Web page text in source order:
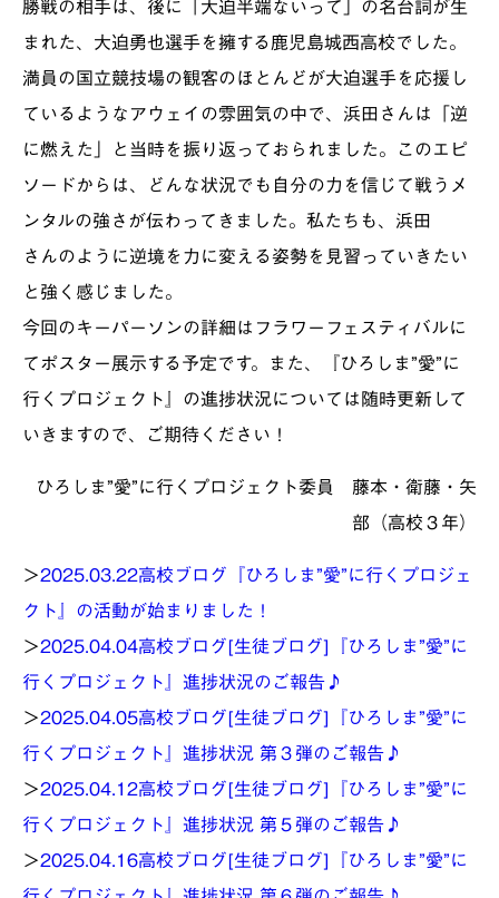
勝戦の相手は、後に「大迫半端ないって」の名台詞が生
まれた、大迫勇也選手を擁する鹿児島城西高校でした。
満員の国立競技場の観客のほとんどが大迫選手を応援し
ているようなアウェイの雰囲気の中で、浜田さんは「逆
に燃えた」と当時を振り返っておられました。このエピ
ソードからは、どんな状況でも自分の力を信じて戦うメ
ンタルの強さが伝わってきました。私たちも、浜田
さんのように逆境を力に変える姿勢を見習っていきたい
と強く感じました。
今回のキーパーソンの詳細はフラワーフェスティバルに
てポスター展示する予定です。また、『ひろしま”愛”に
行くプロジェクト』の進捗状況については随時更新して
いきますので、ご期待ください！
ひろしま”愛”に行くプロジェクト委員 藤本・衛藤・矢
部（高校３年）
＞2025.03.22高校ブログ『ひろしま”愛”に行くプロジェ
クト』の活動が始まりました！
＞2025.04.04高校ブログ[生徒ブログ]『ひろしま”愛”に
行くプロジェクト』進捗状況のご報告♪
＞2025.04.05高校ブログ[生徒ブログ]『ひろしま”愛”に
行くプロジェクト』進捗状況 第３弾のご報告♪
＞2025.04.12高校ブログ[生徒ブログ]『ひろしま”愛”に
行くプロジェクト』進捗状況 第５弾のご報告♪
＞2025.04.16高校ブログ[生徒ブログ]『ひろしま”愛”に